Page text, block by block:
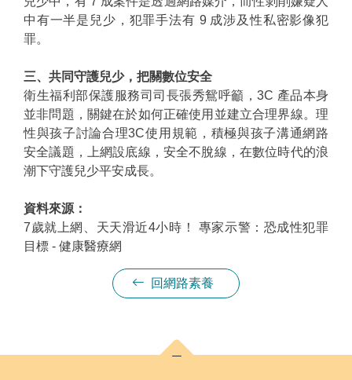
中有一半是兒少，犯罪手法有 9 成涉及性私密影像犯
罪。
三、共同守護兒少，把關數位安全
衛生福利部保護服務司司長張秀鴛呼籲，3C 產品本身
並非問題，關鍵在於如何正確使用並建立合理界線。理
性與孩子討論合理3C使用規範，積極與孩子溝通網路
安全議題，上網設底線，安全不脫線，在數位時代的浪
潮下守護兒少平安成長。
資料來源：
7歲就上網、天天滑近4小時！ 專家示警：恐成性犯罪
目標 - 健康醫療網
回網路素養